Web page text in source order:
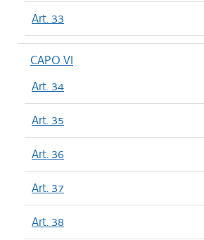
Art. 33
CAPO VI
Art. 34
Art. 35
Art. 36
Art. 37
Art. 38